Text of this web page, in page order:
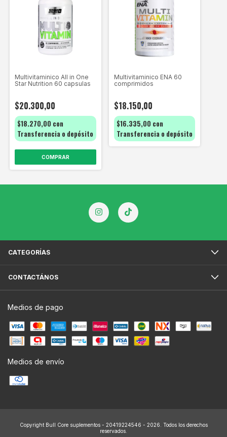
Multivitaminico All in One
Star Nutrition 60 capsulas
$20.300,00
$18.270,00 con
Transferencia o depósito
Multivitaminico ENA 60
comprimidos
$18.150,00
$16.335,00 con
Transferencia o depósito
CATEGORÍAS
CONTACTÁNOS
Medios de pago
Medios de envío
Copyright Bull Core suplementos - 20419224546 - 2026. Todos los derechos
reservados.